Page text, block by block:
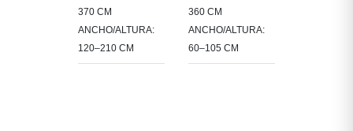
370 CM
ANCHO/ALTURA:
120–210 CM
360 CM
ANCHO/ALTURA:
60–105 CM